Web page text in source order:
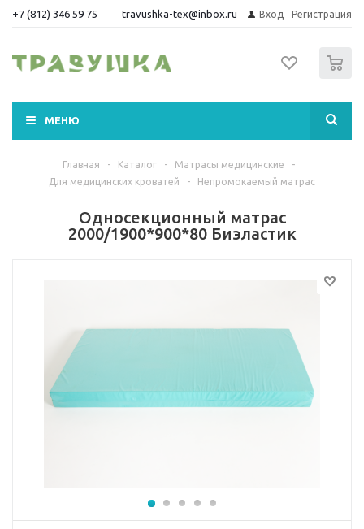
+7 (812) 346 59 75 travushka-tex@inbox.ru Вход Регистрация
МЕНЮ
Главная - Каталог - Матрасы медицинские
-
Для медицинских кроватей
- Непромокаемый матрас
Односекционный матрас
2000/1900*900*80 Биэластик